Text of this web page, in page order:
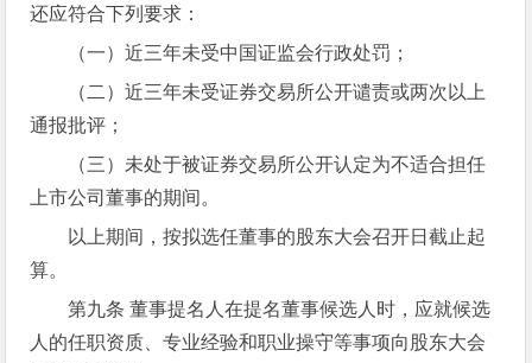
还应符合下列要求：
（一）近三年未受中国证监会行政处罚；
（二）近三年未受证券交易所公开谴责或两次以上
通报批评；
（三）未处于被证券交易所公开认定为不适合担任
上市公司董事的期间。
以上期间，按拟选任董事的股东大会召开日截止起
算。
第九条 董事提名人在提名董事候选人时，应就候选
人的任职资质、专业经验和职业操守等事项向股东大会